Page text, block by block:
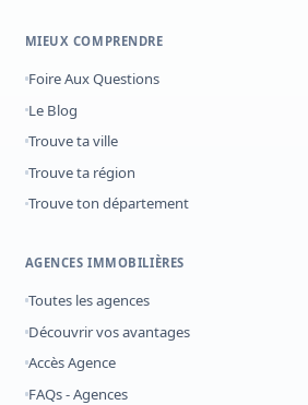
MIEUX COMPRENDRE
Foire Aux Questions
Le Blog
Trouve ta ville
Trouve ta région
Trouve ton département
AGENCES IMMOBILIÈRES
Toutes les agences
Découvrir vos avantages
Accès Agence
FAQs - Agences